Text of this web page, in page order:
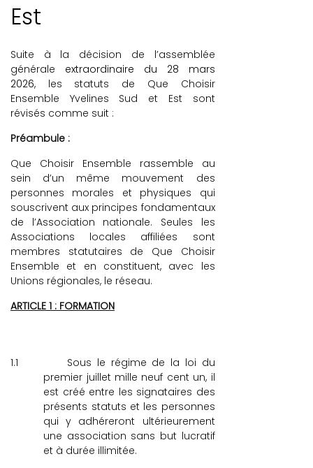
Est
Suite à la décision de l’assemblée
générale extraordinaire du 28 mars
2026, les statuts de Que Choisir
Ensemble Yvelines Sud et Est sont
révisés comme suit :
Préambule :
Que Choisir Ensemble rassemble au
sein d’un même mouvement des
personnes morales et physiques qui
souscrivent aux principes fondamentaux
de l’Association nationale. Seules les
Associations locales affiliées sont
membres statutaires de Que Choisir
Ensemble et en constituent, avec les
Unions régionales, le réseau.
ARTICLE 1 : FORMATION
1.1
Sous le régime de la loi du
premier juillet mille neuf cent un, il
est créé entre les signataires des
présents statuts et les personnes
qui y adhéreront ultérieurement
une association sans but lucratif
et à durée illimitée.